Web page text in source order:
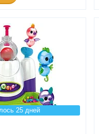
25 дней